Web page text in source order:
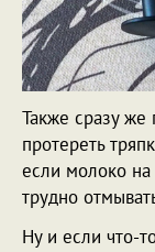
Также сразу же
протереть
если молоко на
трудно
Ну и если что-